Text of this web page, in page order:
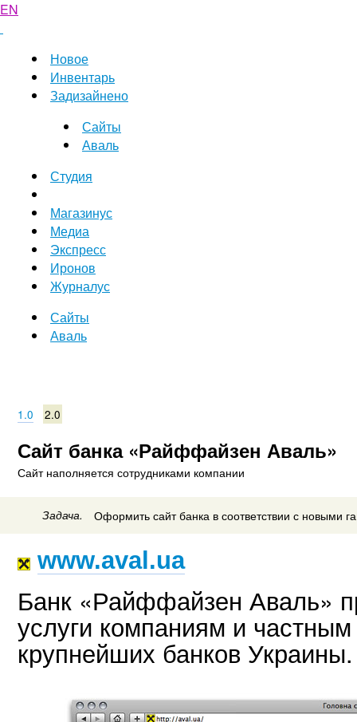
EN
Новое
Инвентарь
Задизайнено
Сайты
Аваль
Студия
Магазинус
Медиа
Экспресс
Иронов
Журналус
Сайты
Аваль
1.0 2.0
Сайт банка «Райффайзен Аваль»
Сайт наполняется сотрудниками компании
Задача. Оформить сайт банка в соответствии с новыми
www.aval.ua
Банк «Райффайзен Аваль»
услуги компаниям и
крупнейших банков Украины.